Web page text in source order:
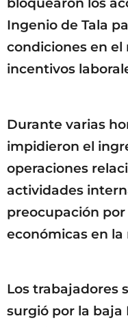
bloquearon los
Ingenio de Tala
condiciones en
incentivos
Durante varias
impidieron el
operaciones
actividades
preocupación
económicas en la
Los trabajadores
surgió por la baja